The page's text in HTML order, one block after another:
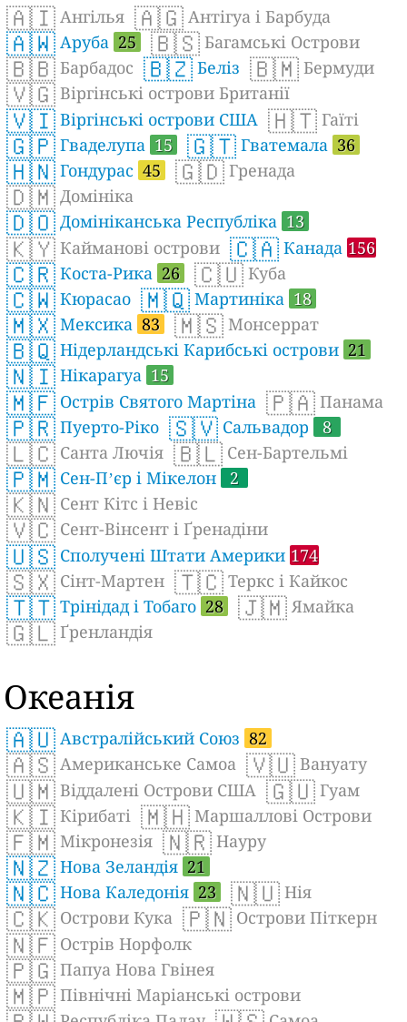
🇦🇮 Ангілья 🇦🇬 Антігуа і Барбуда
🇦🇼 Аруба 25 🇧🇸 Багамські Острови
🇧🇧 Барбадос 🇧🇿 Беліз 🇧🇲 Бермуди
🇻🇬 Віргінські острови Британії
🇻🇮 Віргінські острови США 🇭🇹 Гаїті
🇬🇵 Гваделупа 15 🇬🇹 Гватемала 36
🇭🇳 Гондурас 45 🇬🇩 Гренада
🇩🇲 Домініка
🇩🇴 Домініканська Республіка 13
🇰🇾 Кайманові острови 🇨🇦 Канада 156
🇨🇷 Коста-Рика 26 🇨🇺 Куба
🇨🇼 Кюрасао 🇲🇶 Мартиніка 18
🇲🇽 Мексика 83 🇲🇸 Монсеррат
🇧🇶 Нідерландські Карибські острови 21
🇳🇮 Нікарагуа 15
🇲🇫 Острів Святого Мартіна 🇵🇦 Панама
🇵🇷 Пуерто-Ріко 🇸🇻 Сальвадор 8
🇱🇨 Санта Лючія 🇧🇱 Сен-Бартельмі
🇵🇲 Сен-Пʼєр і Мікелон 2
🇰🇳 Сент Кітс і Невіс
🇻🇨 Сент-Вінсент і Ґренадіни
🇺🇸 Сполучені Штати Америки 174
🇸🇽 Сінт-Мартен 🇹🇨 Теркс і Кайкос
🇹🇹 Трінідад і Тобаго 28 🇯🇲 Ямайка
🇬🇱 Ґренландія
Океанія
🇦🇺 Австралійський Союз 82
🇦🇸 Американське Самоа 🇻🇺 Вануату
🇺🇲 Віддалені Острови США 🇬🇺 Гуам
🇰🇮 Кірибаті 🇲🇭 Маршаллові Острови
🇫🇲 Мікронезія 🇳🇷 Науру
🇳🇿 Нова Зеландія 21
🇳🇨 Нова Каледонія 23 🇳🇺 Нія
🇨🇰 Острови Кука 🇵🇳 Острови Піткерн
🇳🇫 Острів Норфолк
🇵🇬 Папуа Нова Гвінея
🇲🇵 Північні Маріанські острови